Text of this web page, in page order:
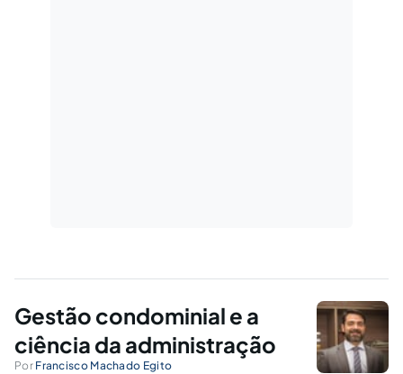
Gestão condominial e a
ciência da administração
Por Francisco Machado Egito